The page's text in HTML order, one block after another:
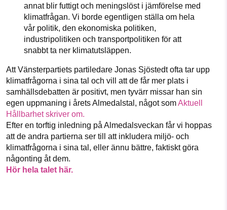
annat blir futtigt och meningslöst i jämförelse med
klimatfrågan. Vi borde egentligen ställa om hela
vår politik, den ekonomiska politiken,
industripolitiken och transportpolitiken för att
snabbt ta ner klimatutsläppen.
Att Vänsterpartiets partiledare Jonas Sjöstedt ofta tar upp
klimatfrågorna i sina tal och vill att de får mer plats i
samhällsdebatten är positivt, men tyvärr missar han sin
egen uppmaning i årets Almedalstal, något somAktuell
Hållbarhet skriver om.
Efter en torftig inledning på Almedalsveckan får vi hoppas
att de andra partierna ser till att inkludera miljö- och
klimatfrågorna i sina tal, eller ännu bättre, faktiskt göra
någonting åt dem.
Hör hela talet här.